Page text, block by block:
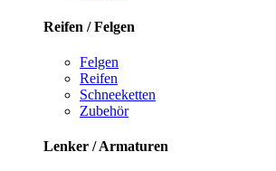
Reifen / Felgen
Felgen
Reifen
Schneeketten
Zubehör
Lenker / Armaturen